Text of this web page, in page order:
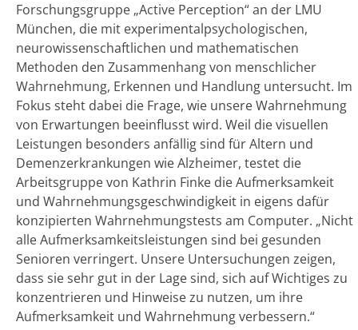
Forschungsgruppe „Active Perception“ an der LMU
München, die mit experimentalpsychologischen,
neurowissenschaftlichen und mathematischen
Methoden den Zusammenhang von menschlicher
Wahrnehmung, Erkennen und Handlung untersucht. Im
Fokus steht dabei die Frage, wie unsere Wahrnehmung
von Erwartungen beeinflusst wird. Weil die visuellen
Leistungen besonders anfällig sind für Altern und
Demenzerkrankungen wie Alzheimer, testet die
Arbeitsgruppe von Kathrin Finke die Aufmerksamkeit
und Wahrnehmungsgeschwindigkeit in eigens dafür
konzipierten Wahrnehmungstests am Computer. „Nicht
alle Aufmerksamkeitsleistungen sind bei gesunden
Senioren verringert. Unsere Untersuchungen zeigen,
dass sie sehr gut in der Lage sind, sich auf Wichtiges zu
konzentrieren und Hinweise zu nutzen, um ihre
Aufmerksamkeit und Wahrnehmung verbessern.“